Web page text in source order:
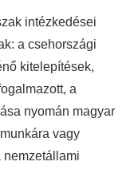
intézkedései
a csehországi
kitelepítések,
a
nyomán magyar
vagy
nemzetállami